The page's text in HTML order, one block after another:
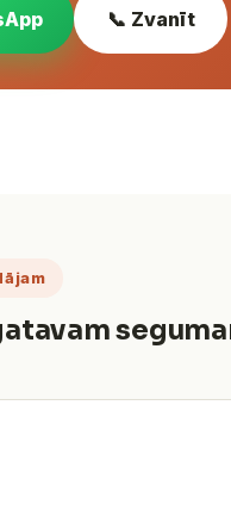
📞 Zvanīt